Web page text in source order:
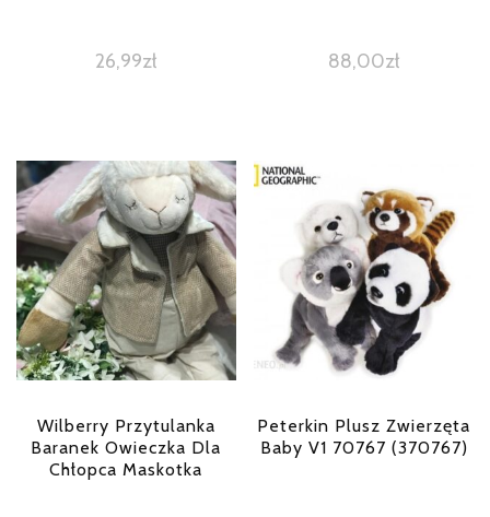
26,99zł 88,00zł
Wilberry Przytulanka
Baranek Owieczka Dla
Chłopca Maskotka
Peterkin Plusz Zwierzęta
Baby V1 70767 (370767)